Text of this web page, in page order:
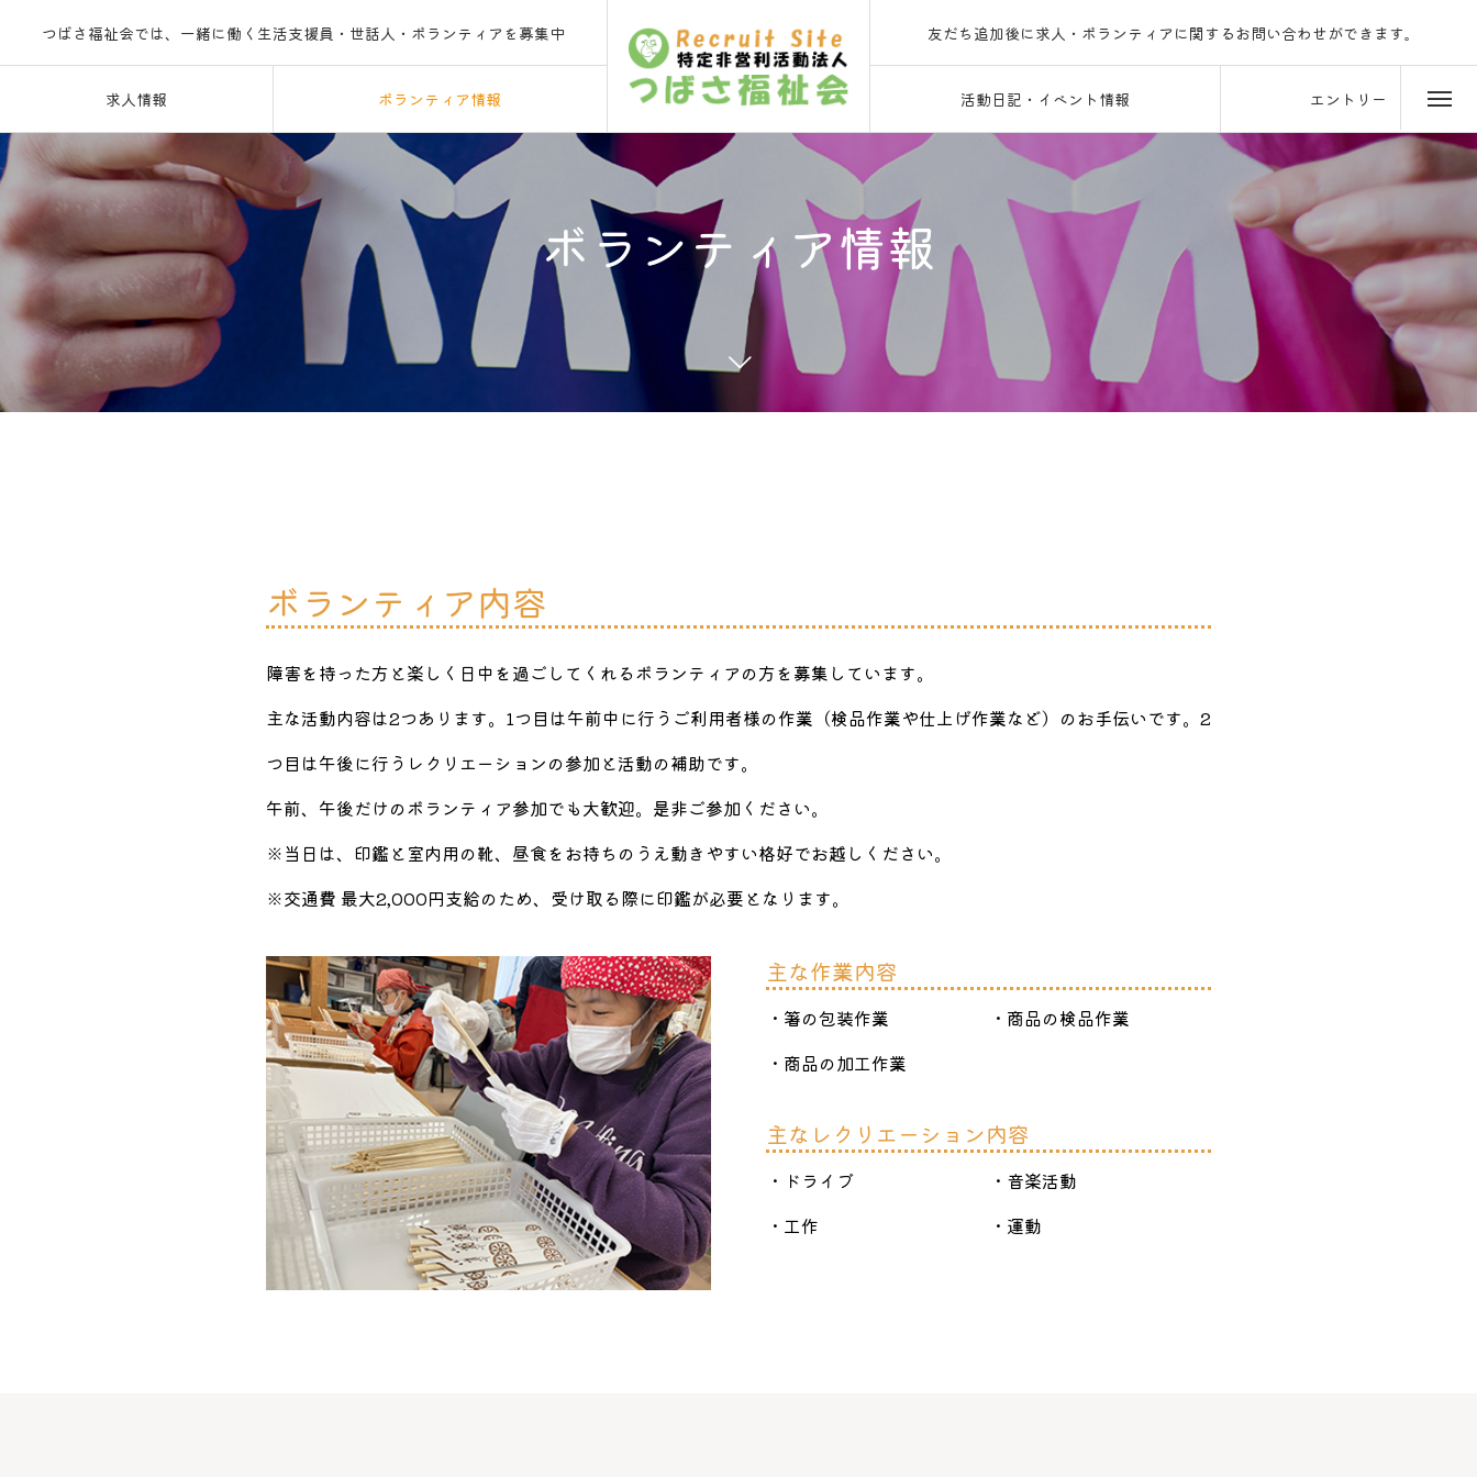
求人情報 ボランティア情報 活動日記・イベント情報 エントリー
つばさ福祉会では、一緒に働く生活支援員・世話人・ボランティアを募集中 友だち追加後に求人・ボランティアに関するお問い合わせができます。
LINEでのご連絡をお待ちしております。
ボランティア情報
ボランティア内容
障害を持った方と楽しく日中を過ごしてくれるボランティアの方を募集しています。
主な活動内容は2つあります。1つ目は午前中に行うご利用者様の作業（検品作業や仕上げ作業など）のお手伝いです。2
つ目は午後に行うレクリエーションの参加と活動の補助です。
午前、午後だけのボランティア参加でも大歓迎。是非ご参加ください。
※当日は、印鑑と室内用の靴、昼食をお持ちのうえ動きやすい格好でお越しください。
※交通費 最大2,000円支給のため、受け取る際に印鑑が必要となります。
主な作業内容
・箸の包装作業
・商品の検品作業
・商品の加工作業
主なレクリエーション内容
・ドライブ
・音楽活動
・工作
・運動